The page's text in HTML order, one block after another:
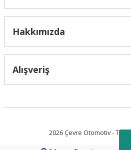
Hakkımızda
Alışveriş
2026 Çevre Otomotiv - Tüm